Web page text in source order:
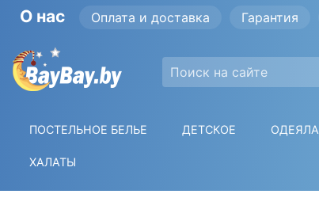
О нас Оплата и доставка Гарантия
ПОСТЕЛЬНОЕ БЕЛЬЕ ДЕТСКОЕ ОДЕЯЛА
ХАЛАТЫ